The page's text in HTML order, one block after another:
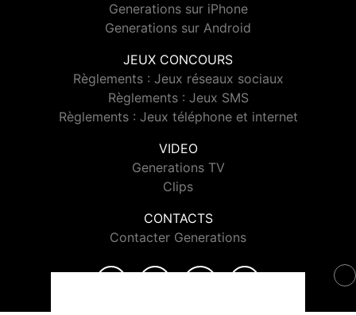
Generations sur iPhone
Generations sur Android
JEUX CONCOURS
Règlements : Jeux réseaux sociaux
Règlements : Jeux SMS
Règlements : Jeux téléphone et internet
VIDEO
Generations TV
Clips
CONTACTS
Contacter Generations